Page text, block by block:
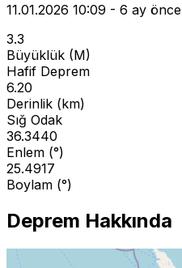
11.01.2026 10:09 - 6 ay önce
3.3
Büyüklük (M)
Hafif Deprem
6.20
Derinlik (km)
Sığ Odak
36.3440
Enlem (°)
25.4917
Boylam (°)
Deprem Hakkında